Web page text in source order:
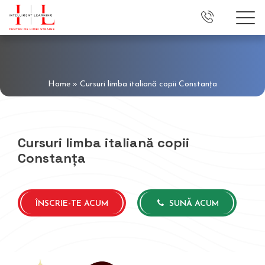
Home » Cursuri limba italiană copii Constanța
Cursuri limba italiană copii
Constanța
ÎNSCRIE-TE ACUM SUNĂ ACUM